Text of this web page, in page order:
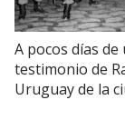
A pocos días
testimonio de
Uruguay de la